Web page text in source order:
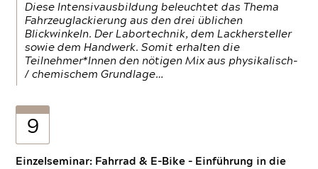
Diese Intensivausbildung beleuchtet das Thema
Fahrzeuglackierung aus den drei üblichen
Blickwinkeln. Der Labortechnik, dem Lackhersteller
sowie dem Handwerk. Somit erhalten die
Teilnehmer*Innen den nötigen Mix aus physikalisch-
/ chemischem Grundlage…
9
Einzelseminar: Fahrrad & E-Bike - Einführung in die